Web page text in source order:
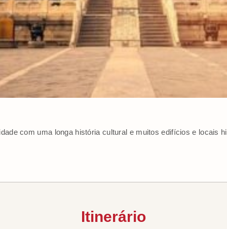
com uma longa história cultural e muitos edifícios e locais
Itinerário